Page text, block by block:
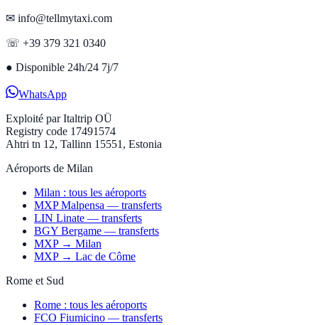
✉ info@tellmytaxi.com
☏ +39 379 321 0340
● Disponible 24h/24 7j/7
WhatsApp
Exploité parItaltrip OÜ
Registry code 17491574
Ahtri tn 12, Tallinn 15551, Estonia
Aéroports de Milan
Milan : tous les aéroports
MXP Malpensa — transferts
LIN Linate — transferts
BGY Bergame — transferts
MXP → Milan
MXP → Lac de Côme
Rome et Sud
Rome : tous les aéroports
FCO Fiumicino — transferts